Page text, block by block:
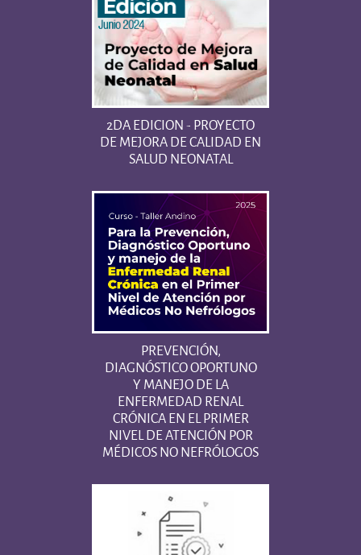
2DA EDICION - PROYECTO
DE MEJORA DE CALIDAD EN
SALUD NEONATAL
PREVENCIÓN,
DIAGNÓSTICO OPORTUNO
Y MANEJO DE LA
ENFERMEDAD RENAL
CRÓNICA EN EL PRIMER
NIVEL DE ATENCIÓN POR
MÉDICOS NO NEFRÓLOGOS